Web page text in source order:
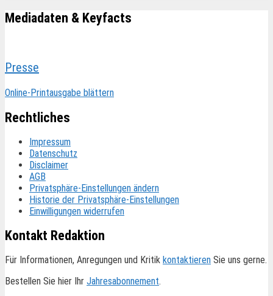
Mediadaten & Keyfacts
Presse
Online-Printausgabe blättern
Rechtliches
Impressum
Datenschutz
Disclaimer
AGB
Privatsphäre-Einstellungen ändern
Historie der Privatsphäre-Einstellungen
Einwilligungen widerrufen
Kontakt Redaktion
Für Informationen, Anregungen und Kritik kontaktieren Sie uns gerne.
Bestellen Sie hier Ihr Jahresabonnement.